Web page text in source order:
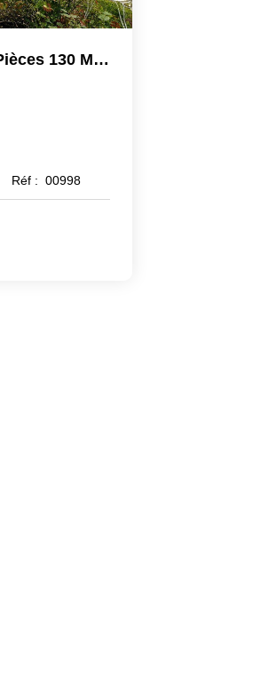
Maison De Charme De 6 Pièces 130 M2 À Gouvieux / Chantilly...
Réf : 00998